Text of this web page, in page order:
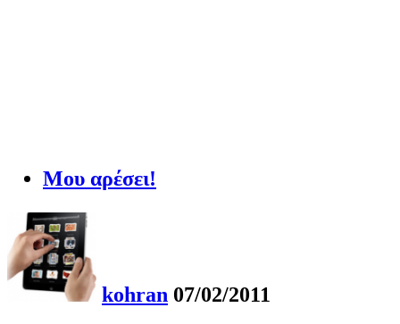
Μου αρέσει!
kohran 07/02/2011